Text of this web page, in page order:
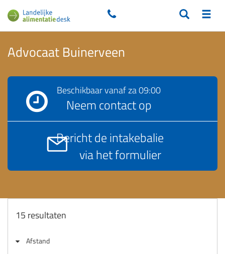
Advocaat Buinerveen
Beschikbaar vanafza 09:00
Neem contact op
Bericht de intakebalie
via het formulier
15 resultaten
Afstand